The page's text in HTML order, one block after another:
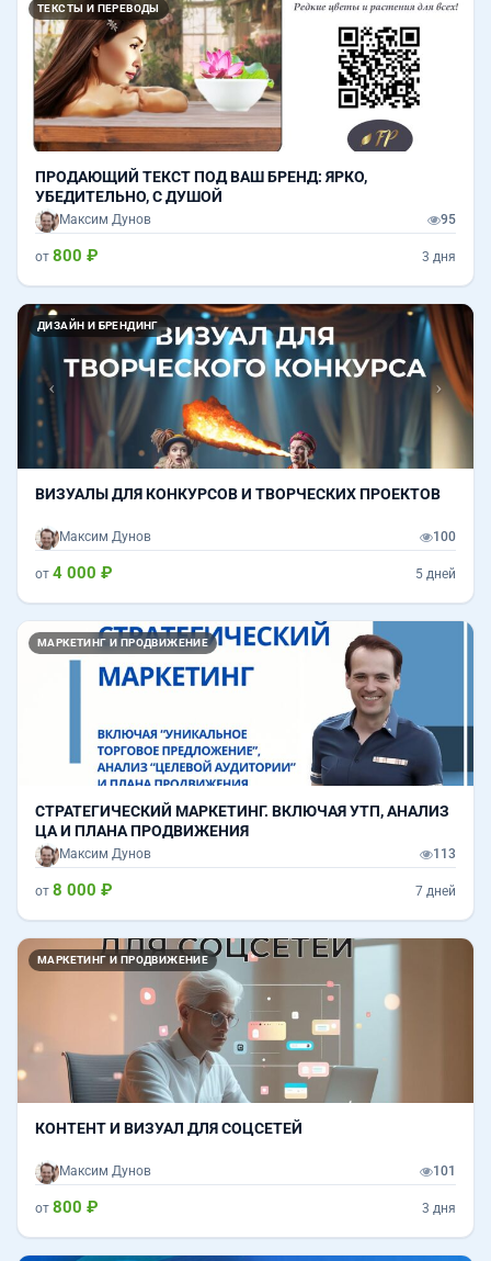
ТЕКСТЫ И ПЕРЕВОДЫ
ПРОДАЮЩИЙ ТЕКСТ ПОД ВАШ БРЕНД: ЯРКО,
УБЕДИТЕЛЬНО, С ДУШОЙ
Максим Дунов 95
от 800 ₽ 3 дня
ДИЗАЙН И БРЕНДИНГ
Назад
ВИЗУАЛЫ ДЛЯ КОНКУРСОВ И ТВОРЧЕСКИХ ПРОЕКТОВ
Максим Дунов 100
от 4 000 ₽ 5 дней
МАРКЕТИНГ И ПРОДВИЖЕНИЕ
СТРАТЕГИЧЕСКИЙ МАРКЕТИНГ. ВКЛЮЧАЯ УТП, АНАЛИЗ
ЦА И ПЛАНА ПРОДВИЖЕНИЯ
Максим Дунов 113
от 8 000 ₽ 7 дней
МАРКЕТИНГ И ПРОДВИЖЕНИЕ
КОНТЕНТ И ВИЗУАЛ ДЛЯ СОЦСЕТЕЙ
Максим Дунов 101
от 800 ₽ 3 дня